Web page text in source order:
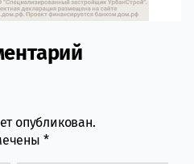
опубликован.
*